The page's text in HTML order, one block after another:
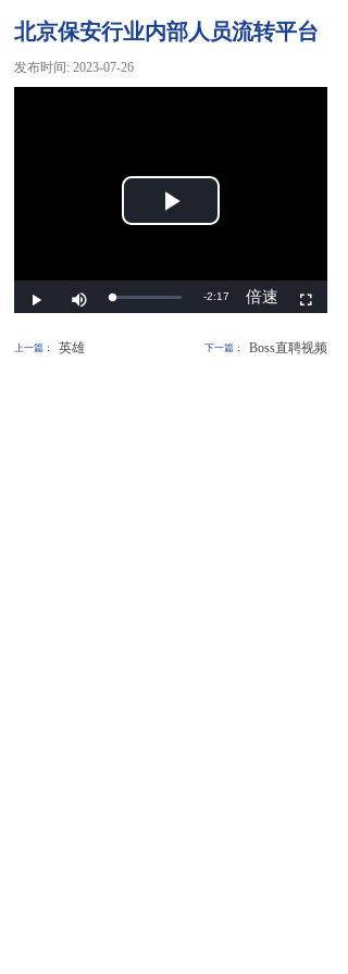
北京保安行业内部人员流转平台
发布时间: 2023-07-26
上一篇： 英雄 下一篇： Boss直聘视频